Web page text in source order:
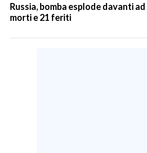
Russia, bomba esplode davanti
morti e 21 feriti